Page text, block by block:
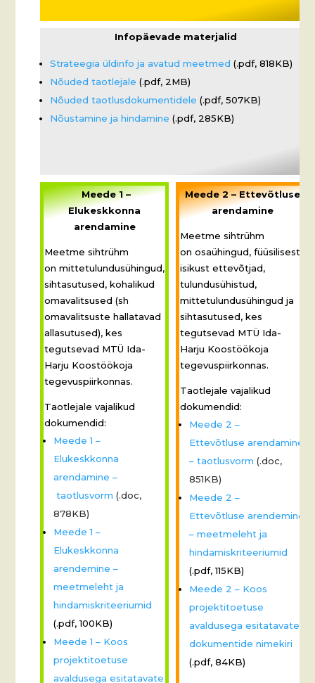
Infopäevade materjalid
Strateegia üldinfo ja avatud meetmed (.pdf, 818KB)
Nõuded taotlejale (.pdf, 2MB)
Nõuded taotlusdokumentidele (.pdf, 507KB)
Nõustamine ja hindamine (.pdf, 285KB)
Meede 1 –
Elukeskkonna
arendamine
Meetme sihtrühm
on mittetulundusühingud,
sihtasutused, kohalikud
omavalitsused (sh
omavalitsuste hallatavad
allasutused), kes
tegutsevad MTÜ Ida-
Harju Koostöökoja
tegevuspiirkonnas.
Taotlejale vajalikud
dokumendid:
Meede 1 –
Elukeskkonna
arendamine –
taotlusvorm (.doc,
878KB)
Meede 1 –
Elukeskkonna
arendemine –
meetmeleht ja
hindamiskriteeriumid
(.pdf, 100KB)
Meede 1 – Koos
projektitoetuse
avaldusega esitatavate
Meede 2 – Ettevõtluse
arendamine
Meetme sihtrühm
on osaühingud, füüsilisest
isikust ettevõtjad,
tulundusühistud,
mittetulundusühingud ja
sihtasutused, kes
tegutsevad MTÜ Ida-
Harju Koostöökoja
tegevuspiirkonnas.
Taotlejale vajalikud
dokumendid:
Meede 2 –
Ettevõtluse arendamine
– taotlusvorm (.doc,
851KB)
Meede 2 –
Ettevõtluse arendemine
– meetmeleht ja
hindamiskriteeriumid
(.pdf, 115KB)
Meede 2 – Koos
projektitoetuse
avaldusega esitatavate
dokumentide nimekiri
(.pdf, 84KB)